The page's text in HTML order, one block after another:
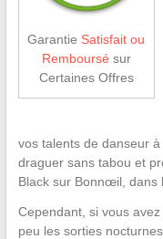
Garantie Satisfait ou
Remboursé sur
Certaines Offres
vos talents de danseur
draguer sans tabou et
Black sur Bonnœil, dans
Cependant, si vous
peu les sorties